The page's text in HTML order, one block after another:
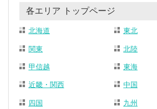
各エリア トップページ
北海道 東北
関東 北陸
甲信越 東海
近畿・関西 中国
四国 九州